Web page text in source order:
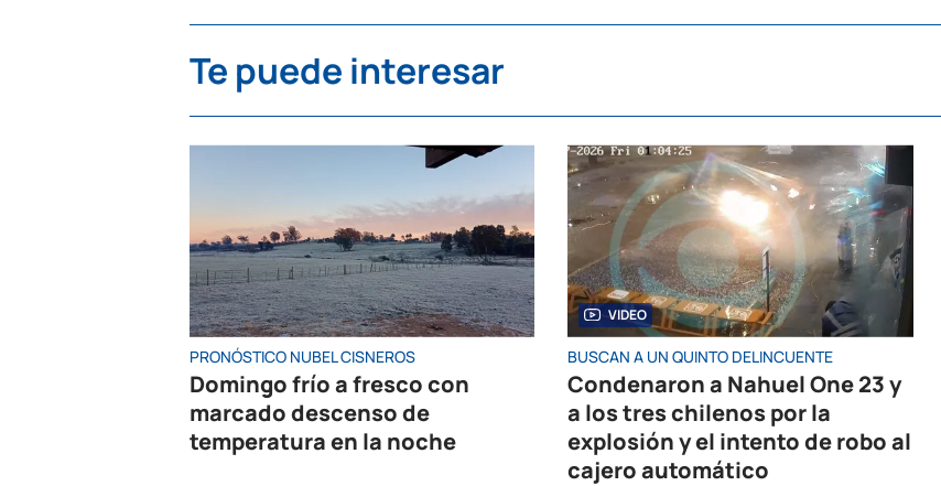
Te puede interesar
PRONÓSTICO NUBEL CISNEROS
Domingo frío a fresco con
marcado descenso de
temperatura en la noche
VIDEO
BUSCAN A UN QUINTO DELINCUENTE
Condenaron a Nahuel One 23 y
a los tres chilenos por la
explosión y el intento de robo al
cajero automático